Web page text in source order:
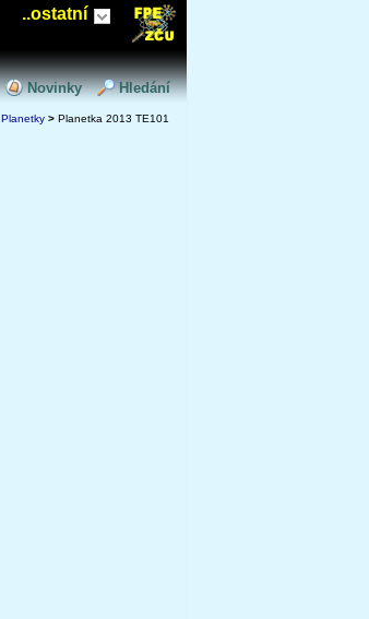
..ostatní
Novinky Hledání
Planetky > Planetka 2013 TE101